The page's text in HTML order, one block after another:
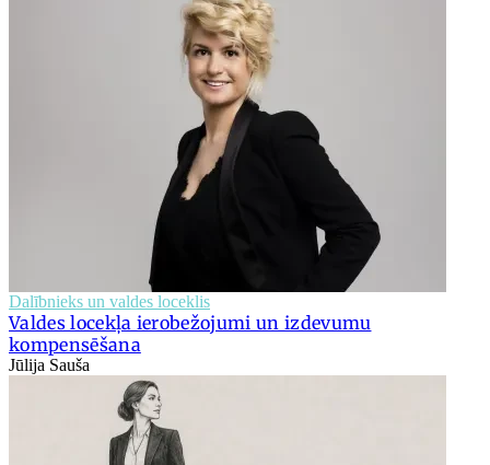
Dalībnieks un valdes loceklis
Valdes locekļa ierobežojumi un izdevumu
kompensēšana
Jūlija Sauša